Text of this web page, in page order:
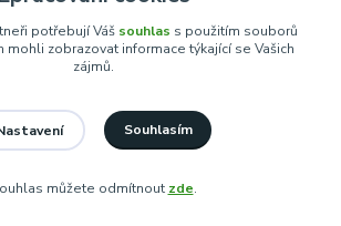
prezuti-skutru-burgman-400
servis-honda-vtx-1800
potřebují Váš souhlas s použitím souborů
mohli zobrazovat informace týkající se Vašich
zájmů.
Souhlasím
můžete odmítnout zde.